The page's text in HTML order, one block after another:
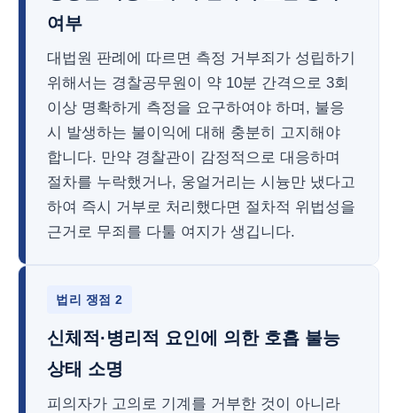
여부
대법원 판례에 따르면 측정 거부죄가 성립하기
위해서는 경찰공무원이 약 10분 간격으로 3회
이상 명확하게 측정을 요구하여야 하며, 불응
시 발생하는 불이익에 대해 충분히 고지해야
합니다. 만약 경찰관이 감정적으로 대응하며
절차를 누락했거나, 웅얼거리는 시늉만 냈다고
하여 즉시 거부로 처리했다면 절차적 위법성을
근거로 무죄를 다툴 여지가 생깁니다.
법리 쟁점 2
신체적·병리적 요인에 의한 호흡 불능
상태 소명
피의자가 고의로 기계를 거부한 것이 아니라